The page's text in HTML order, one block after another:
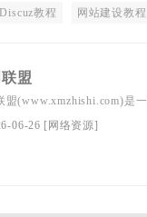
搬砖项目 网络赚钱
Discuz教程 网站建设教程
盟
盟(www.xmzhishi.com)是
学到最新前沿的创业赚钱
06-26 [网络资源]